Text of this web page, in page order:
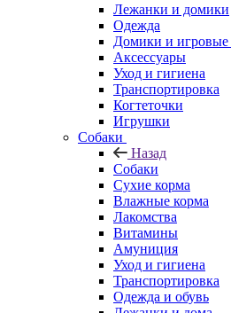
Лежанки и домики
Одежда
Домики и игровые
Аксессуары
Уход и гигиена
Транспортировка
Когтеточки
Игрушки
Собаки
Назад
Собаки
Сухие корма
Влажные корма
Лакомства
Витамины
Амуниция
Уход и гигиена
Транспортировка
Одежда и обувь